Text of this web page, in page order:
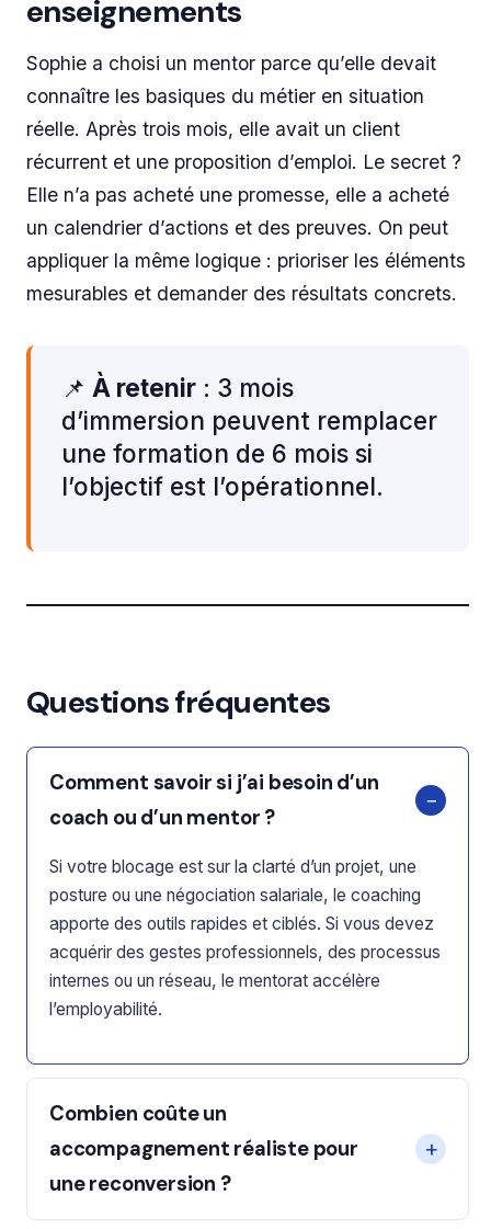
enseignements
Sophie a choisi un mentor parce qu’elle devait
connaître les basiques du métier en situation
réelle. Après trois mois, elle avait un client
récurrent et une proposition d’emploi. Le secret ?
Elle n’a pas acheté une promesse, elle a acheté
un calendrier d’actions et des preuves. On peut
appliquer la même logique : prioriser les éléments
mesurables et demander des résultats concrets.
📌 À retenir : 3 mois
d’immersion peuvent remplacer
une formation de 6 mois si
l’objectif est l’opérationnel.
Questions fréquentes
Comment savoir si j’ai besoin d’un
coach ou d’un mentor ?
Si votre blocage est sur la clarté d’un projet, une
posture ou une négociation salariale, le coaching
apporte des outils rapides et ciblés. Si vous devez
acquérir des gestes professionnels, des processus
internes ou un réseau, le mentorat accélère
l’employabilité.
Combien coûte un
accompagnement réaliste pour
une reconversion ?